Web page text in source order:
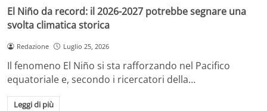
El Niño da record: il 2026-2027 potrebbe segnare una
svolta climatica storica
Redazione Luglio 25, 2026
Il fenomeno El Niño si sta rafforzando nel Pacifico
equatoriale e, secondo i ricercatori della…
Leggi di più